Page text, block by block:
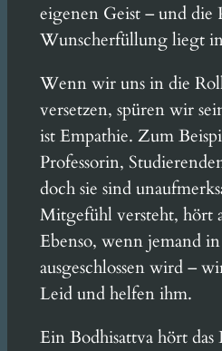
eigenen Geist – und die
Wunscherfüllung liegt
Wenn wir uns in die
versetzen, spüren wir
ist Empathie. Zum
Professorin,
doch sie sind
Mitgefühl versteht, hört
Ebenso, wenn jemand
ausgeschlossen wird –
Leid und helfen ihm.
Ein Bodhisattva hört das